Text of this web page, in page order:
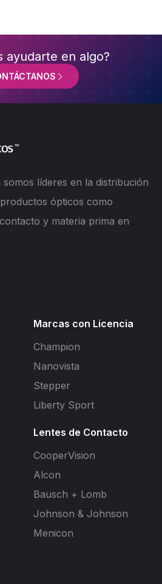
ayudarte en algo?
somos líderes en la distribución
ópticos como
y materia prima en
Marcas con Licencia
Champion
Nanovista
Stepper
Liberty Sport
Lentes de Contacto
CooperVision
Alcon
Bausch + Lomb
Johnson & Johnson
Menicon